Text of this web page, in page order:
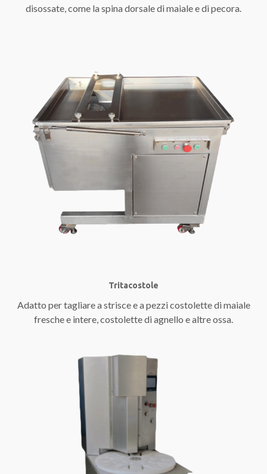
disossate, come la spina dorsale di maiale e di pecora.
Tritacostole
Adatto per tagliare a strisce e a pezzi costolette di maiale
fresche e intere, costolette di agnello e altre ossa.